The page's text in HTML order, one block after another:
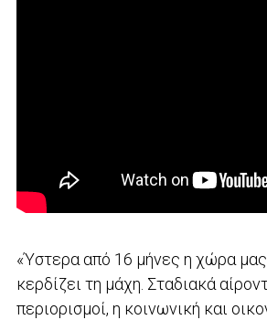
«Ύστερα από 16 μήνες η χώρα μας
κερδίζει τη μάχη. Σταδιακά
περιορισμοί, η κοινωνική και